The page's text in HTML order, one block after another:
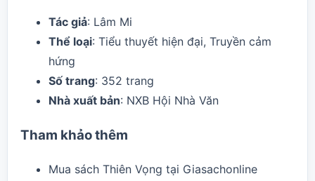
Tác giả: Lâm Mi
Thể loại: Tiểu thuyết hiện đại, Truyền cảm
hứng
Số trang: 352 trang
Nhà xuất bản: NXB Hội Nhà Văn
Tham khảo thêm
Mua sách Thiên Vọng tại Giasachonline